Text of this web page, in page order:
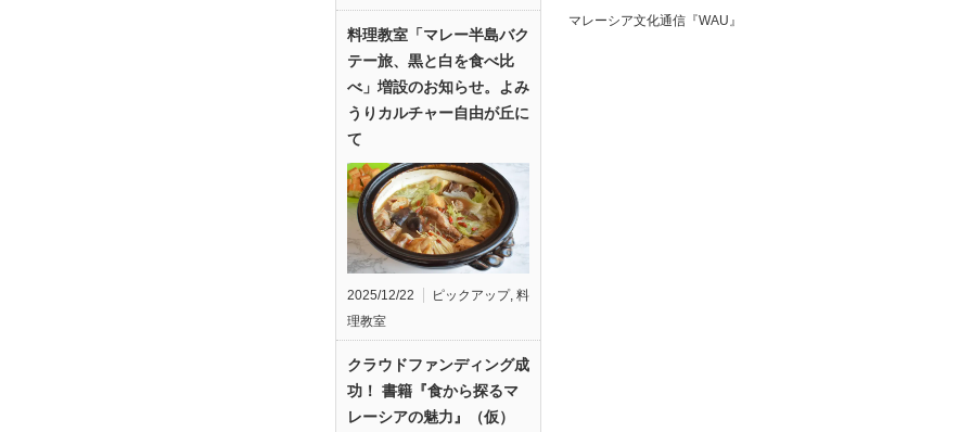
料理教室「マレー半島バク
テー旅、黒と白を食べ比
べ」増設のお知らせ。よみ
うりカルチャー自由が丘に
て
2025/12/22 ピックアップ, 料
理教室
クラウドファンディング成
功！ 書籍『食から探るマ
レーシアの魅力』（仮）
マレーシア文化通信『WAU』